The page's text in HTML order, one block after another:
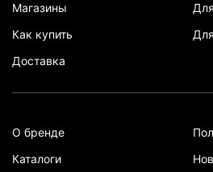
Магазины
Как купить
Доставка
О бренде
Каталоги